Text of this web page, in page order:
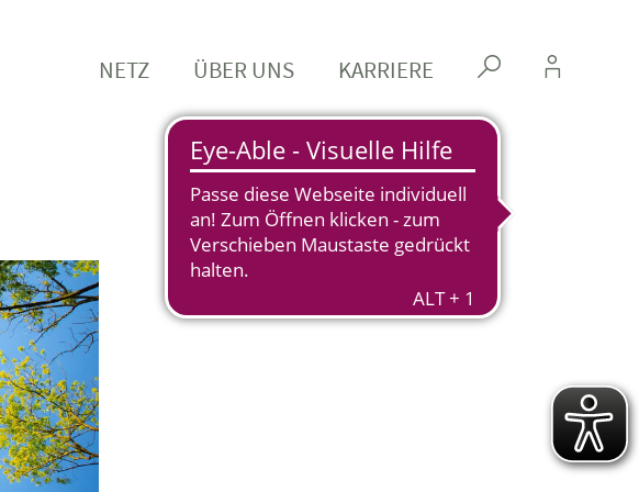
NETZ ÜBER UNS KARRIERE s k